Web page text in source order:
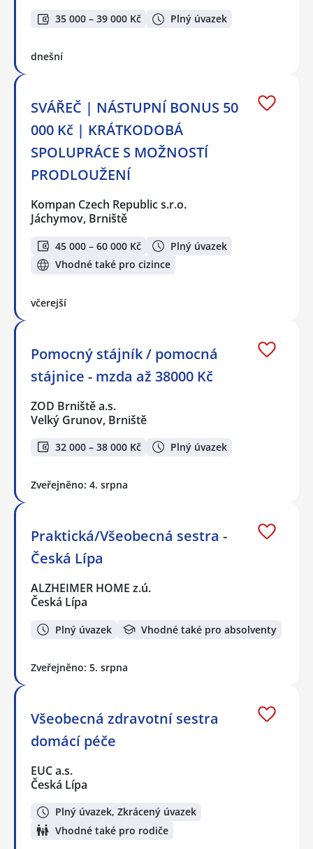
35 000 – 39 000 Kč Plný úvazek
dnešní
SVÁŘEČ | NÁSTUPNÍ BONUS 50
000 Kč | KRÁTKODOBÁ
SPOLUPRÁCE S MOŽNOSTÍ
PRODLOUŽENÍ
Kompan Czech Republic s.r.o.
Jáchymov, Brniště
45 000 – 60 000 Kč
Plný úvazek
Vhodné také pro cizince
včerejší
Pomocný stájník / pomocná
stájnice - mzda až 38000 Kč
ZOD Brniště a.s.
Velký Grunov, Brniště
32 000 – 38 000 Kč Plný úvazek
Zveřejněno: 4. srpna
Praktická/Všeobecná sestra -
Česká Lípa
ALZHEIMER HOME z.ú.
Česká Lípa
Plný úvazek Vhodné také pro absolventy
Zveřejněno: 5. srpna
Všeobecná zdravotní sestra
domácí péče
EUC a.s.
Česká Lípa
Plný úvazek, Zkrácený úvazek
Vhodné také pro rodiče